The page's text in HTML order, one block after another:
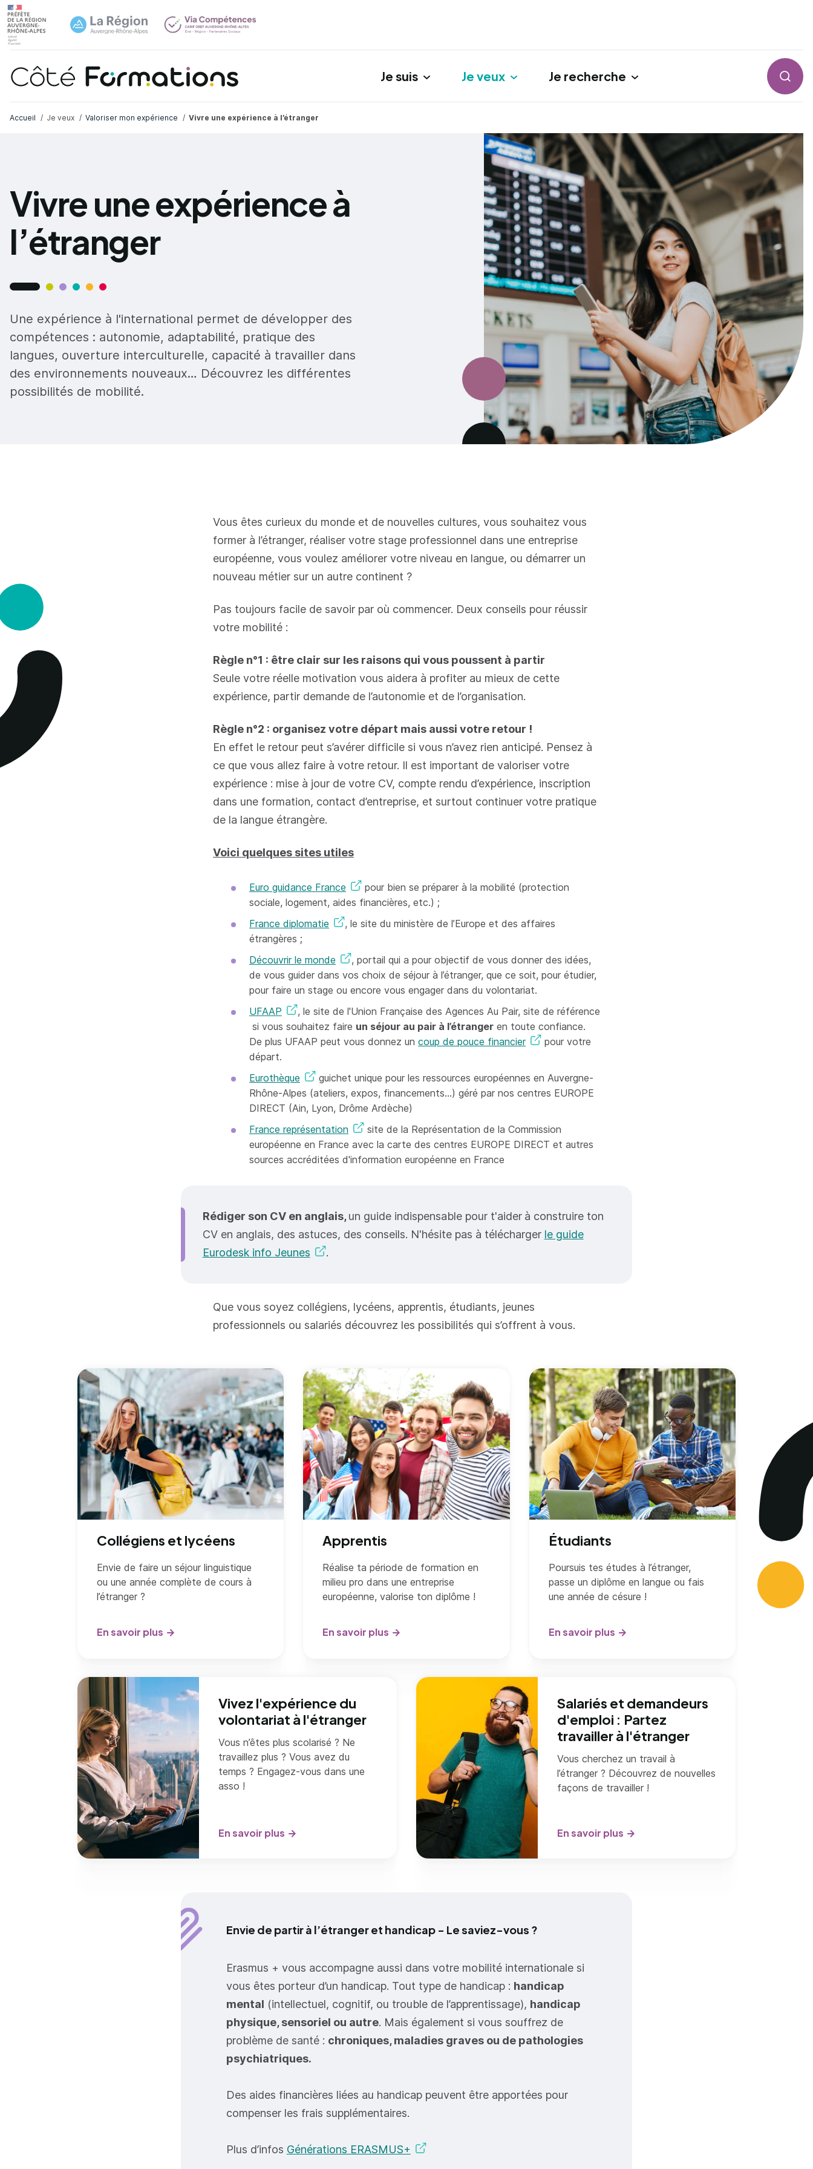
Aller au contenu principal
Je suis Je veux Je recherche
Aller au contenu principal
Accueil Je veux Valoriser mon expérience Vivre une expérience à l’étranger
Vivre une expérience à
l’étranger
Une expérience à l'international permet de développer des
compétences : autonomie, adaptabilité, pratique des
langues, ouverture interculturelle, capacité à travailler dans
des environnements nouveaux… Découvrez les différentes
possibilités de mobilité.
Vous êtes curieux du monde et de nouvelles cultures, vous souhaitez vous
former à l’étranger, réaliser votre stage professionnel dans une entreprise
européenne, vous voulez améliorer votre niveau en langue, ou démarrer un
nouveau métier sur un autre continent ?
Pas toujours facile de savoir par où commencer. Deux conseils pour réussir
votre mobilité :
Règle n°1 : être clair sur les raisons qui vous poussent à partir
Seule votre réelle motivation vous aidera à profiter au mieux de cette
expérience, partir demande de l’autonomie et de l’organisation.
Règle n°2 : organisez votre départ mais aussi votre retour !
En effet le retour peut s’avérer difficile si vous n’avez rien anticipé. Pensez à
ce que vous allez faire à votre retour. Il est important de valoriser votre
expérience : mise à jour de votre CV, compte rendu d’expérience, inscription
dans une formation, contact d’entreprise, et surtout continuer votre pratique
de la langue étrangère.
Voici quelques sites utiles
Euro guidance France
pour bien se préparer à la mobilité (protection
sociale, logement, aides financières, etc.) ;
France diplomatie
, le site du ministère de l’Europe et des affaires
étrangères ;
Découvrir le monde
, portail qui a pour objectif de vous donner des idées,
de vous guider dans vos choix de séjour à l’étranger, que ce soit, pour étudier,
pour faire un stage ou encore vous engager dans du volontariat.
UFAAP
, le site de l'Union Française des Agences Au Pair, site de référence
si vous souhaitez faire un séjour au pair à l’étranger en toute confiance.
De plus UFAAP peut vous donnez un coup de pouce financier
pour votre
départ.
Eurothèque
guichet unique pour les ressources européennes en Auvergne-
Rhône-Alpes (ateliers, expos, financements...) géré par nos centres EUROPE
DIRECT (Ain, Lyon, Drôme Ardèche)
France représentation
site de la Représentation de la Commission
européenne en France avec la carte des centres EUROPE DIRECT et autres
sources accréditées d'information européenne en France
Rédiger son CV en anglais,un guide indispensable pour t'aider à construire ton
CV en anglais, des astuces, des conseils. N'hésite pas à télécharger le guide
Eurodesk info Jeunes
.
Que vous soyez collégiens, lycéens, apprentis, étudiants, jeunes
professionnels ou salariés découvrez les possibilités qui s’offrent à vous.
Collégiens et lycéens
Envie de faire un séjour linguistique
ou une année complète de cours à
l’étranger ?
En savoir plus
Apprentis
Réalise ta période de formation en
milieu pro dans une entreprise
européenne, valorise ton diplôme !
En savoir plus
Étudiants
Poursuis tes études à l’étranger,
passe un diplôme en langue ou fais
une année de césure !
En savoir plus
Vivez l'expérience du
volontariat à l'étranger
Vous n’êtes plus scolarisé ? Ne
travaillez plus ? Vous avez du
temps ? Engagez-vous dans une
asso !
En savoir plus
Salariés et demandeurs
d'emploi : Partez
travailler à l'étranger
Vous cherchez un travail à
l’étranger ? Découvrez de nouvelles
façons de travailler !
En savoir plus
Envie de partir à l’étranger et handicap - Le saviez-vous ?
Erasmus + vous accompagne aussi dans votre mobilité internationale si
vous êtes porteur d’un handicap. Tout type de handicap : handicap
mental (intellectuel, cognitif, ou trouble de l’apprentissage), handicap
physique, sensoriel ou autre. Mais également si vous souffrez de
problème de santé : chroniques, maladies graves ou de pathologies
psychiatriques.
Des aides financières liées au handicap peuvent être apportées pour
compenser les frais supplémentaires.
Plus d’infos Générations ERASMUS+